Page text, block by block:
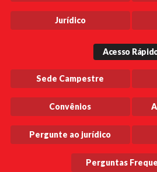
Jurídico
Acesso
Sede Campestre
Convênios
Pergunte ao jurídico
Perguntas